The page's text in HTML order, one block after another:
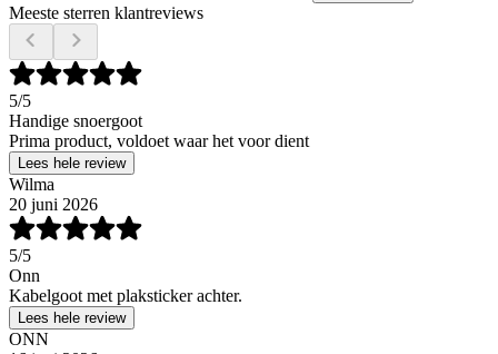
Meeste sterren klantreviews
5/5
Handige snoergoot
Prima product, voldoet waar het voor dient
Lees hele review
Wilma
20 juni 2026
5/5
Onn
Kabelgoot met plaksticker achter.
Lees hele review
ONN